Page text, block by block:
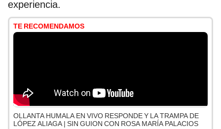
experiencia.
TE RECOMENDAMOS
OLLANTA HUMALA EN VIVO RESPONDE Y LA TRAMPA DE
LÓPEZ ALIAGA | SIN GUION CON ROSA MARÍA PALACIOS